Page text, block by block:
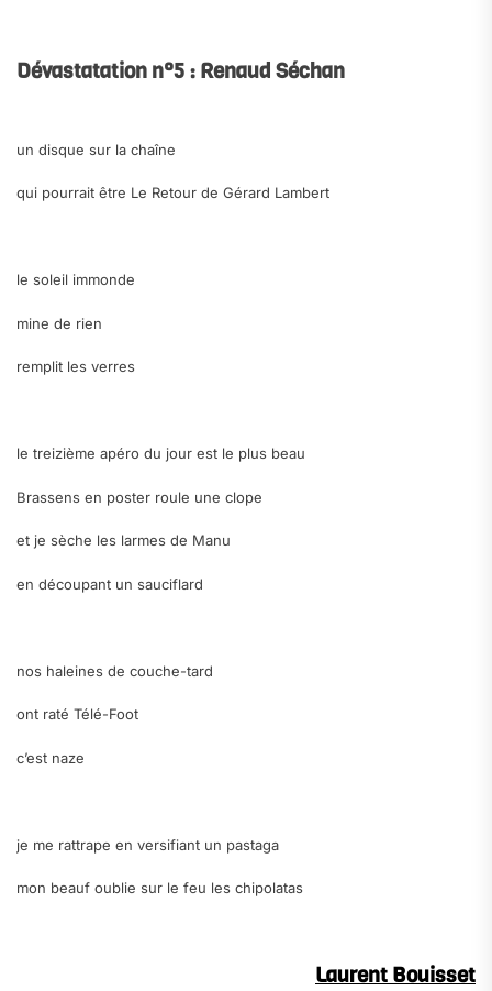
Dévastatation n°5 : Renaud Séchan
un disque sur la chaîne
qui pourrait être Le Retour de Gérard Lambert
le soleil immonde
mine de rien
remplit les verres
le treizième apéro du jour est le plus beau
Brassens en poster roule une clope
et je sèche les larmes de Manu
en découpant un sauciflard
nos haleines de couche-tard
ont raté Télé-Foot
c’est naze
je me rattrape en versifiant un pastaga
mon beauf oublie sur le feu les chipolatas
Laurent Bouisset